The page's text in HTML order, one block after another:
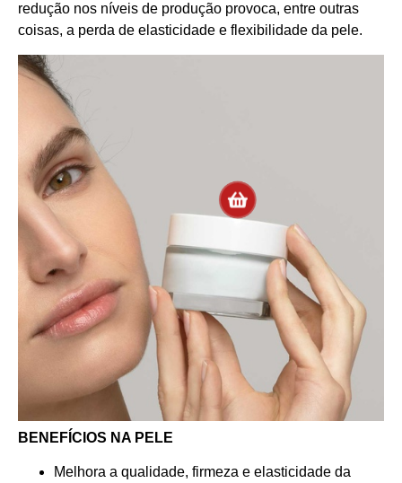
redução nos níveis de produção provoca, entre outras
coisas, a perda de elasticidade e flexibilidade da pele.
BENEFÍCIOS NA PELE
Melhora a qualidade, firmeza e elasticidade da